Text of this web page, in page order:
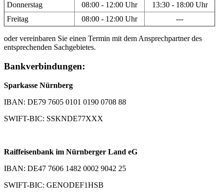
Donnerstag 08:00 - 12:00 Uhr
13:30 - 18:00 Uhr
Freitag
08:00 - 12:00 Uhr ---
oder vereinbaren Sie einen Termin mit dem Ansprechpartner des
entsprechenden Sachgebietes.
Bankverbindungen:
Sparkasse Nürnberg
IBAN: DE79 7605 0101 0190 0708 88
SWIFT-BIC: SSKNDE77XXX
Raiffeisenbank im Nürnberger Land eG
IBAN: DE47 7606 1482 0002 9042 25
SWIFT-BIC: GENODEF1HSB